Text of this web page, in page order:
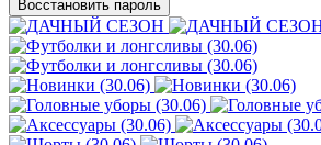
Восстановить пароль